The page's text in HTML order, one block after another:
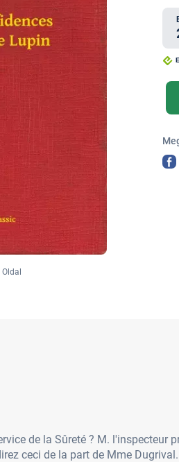
Oldal
de la Sûreté ? M.
ceci de la part de Mme